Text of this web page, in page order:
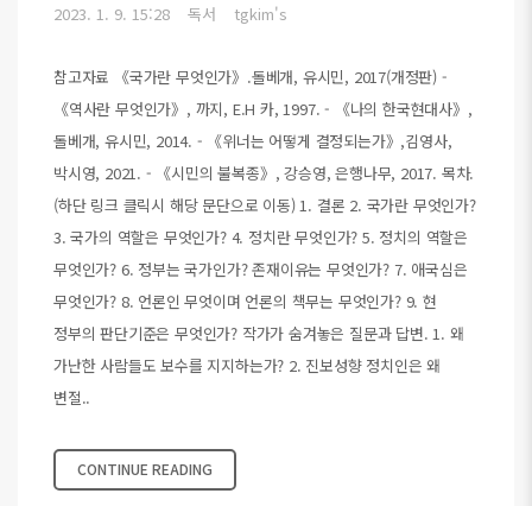
2023. 1. 9. 15:28 독서 tgkim's
참고자료 《국가란 무엇인가》.돌베개, 유시민, 2017(개정판) -
《역사란 무엇인가》, 까지, E.H 카, 1997. - 《나의 한국현대사》,
돌베개, 유시민, 2014. - 《위너는 어떻게 결정되는가》,김영사,
박시영, 2021. - 《시민의 불복종》, 강승영, 은행나무, 2017. 목차.
(하단 링크 클릭시 해당 문단으로 이동) 1. 결론 2. 국가란 무엇인가?
3. 국가의 역할은 무엇인가? 4. 정치란 무엇인가? 5. 정치의 역할은
무엇인가? 6. 정부는 국가인가? 존재이유는 무엇인가? 7. 애국심은
무엇인가? 8. 언론인 무엇이며 언론의 책무는 무엇인가? 9. 현
정부의 판단기준은 무엇인가? 작가가 숨겨놓은 질문과 답변. 1. 왜
가난한 사람들도 보수를 지지하는가? 2. 진보성향 정치인은 왜
변절..
CONTINUE READING